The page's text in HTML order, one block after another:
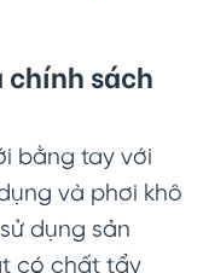
chính sách
bằng tay với
và phơi khô
dụng sản
có chất tẩy